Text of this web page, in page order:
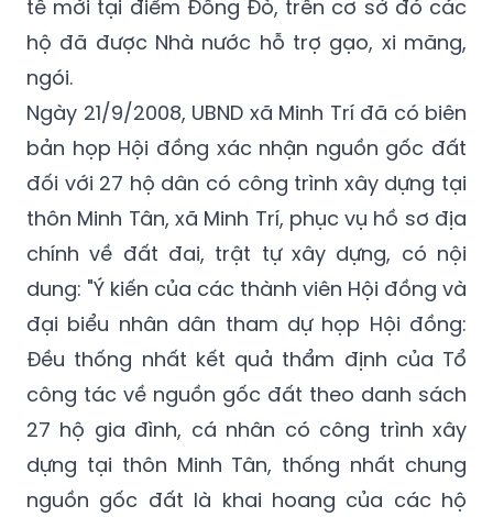
ngói.
Ngày 21/9/2008, UBND xã Minh Trí đã có biên
bản họp Hội đồng xác nhận nguồn gốc đất
đối với 27 hộ dân có công trình xây dựng tại
thôn Minh Tân, xã Minh Trí, phục vụ hồ sơ địa
chính về đất đai, trật tự xây dựng, có nội
dung: "Ý kiến của các thành viên Hội đồng và
đại biểu nhân dân tham dự họp Hội đồng:
Đều thống nhất kết quả thẩm định của Tổ
công tác về nguồn gốc đất theo danh sách
27 hộ gia đình, cá nhân có công trình xây
dựng tại thôn Minh Tân, thống nhất chung
nguồn gốc đất là khai hoang của các hộ
dân thôn Minh Tân xây dựng khu kinh tế mới